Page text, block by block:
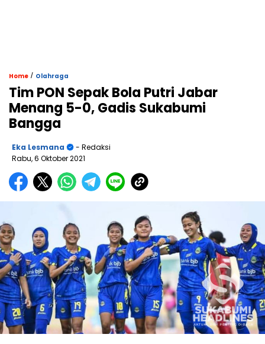
Home / Olahraga
Tim PON Sepak Bola Putri Jabar
Menang 5-0, Gadis Sukabumi
Bangga
Eka Lesmana
- Redaksi
Rabu, 6 Oktober 2021